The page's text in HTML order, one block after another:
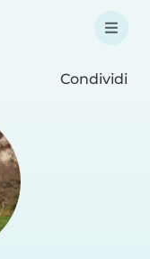
Condividi